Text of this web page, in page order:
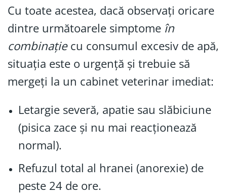
Cu toate acestea, dacă observați oricare
dintre următoarele simptome în
combinațiecu consumul excesiv de apă,
situația este o urgență și trebuie să
mergeți la un cabinet veterinar imediat:
Letargie severă, apatie sau slăbiciune
(pisica zace și nu mai reacționează
normal).
Refuzul total al hranei (anorexie) de
peste 24 de ore.